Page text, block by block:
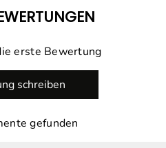
erste Bewertung
schreiben
gefunden